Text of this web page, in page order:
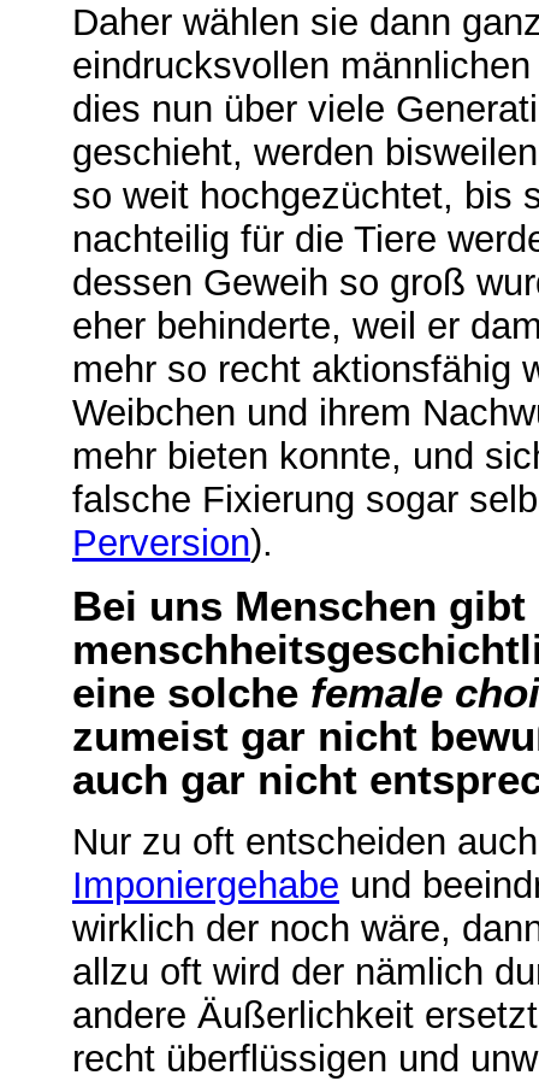
Daher wählen sie dann
eindrucksvollen
dies nun über viele
geschieht, werden
so weit hochgezüchtet, bis
nachteilig für die Tiere
dessen Geweih so groß
eher behinderte, weil er
mehr so recht aktionsfähig
Weibchen und ihrem
mehr bieten konnte, und
falsche Fixierung sogar
Perversion).
Bei uns Menschen
eine solche female
zumeist gar nicht
auch gar nicht
Nur zu oft entscheiden
Imponiergehabe und
wirklich der noch wäre,
allzu oft wird der nämlich
andere Äußerlichkeit
recht überflüssigen und